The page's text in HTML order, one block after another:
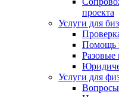
проекта
Услуги для
Помощь
Разовые
Услуги для
Вопросы